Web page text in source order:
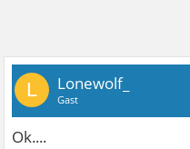
L Lonewolf_
Gast
Ok....